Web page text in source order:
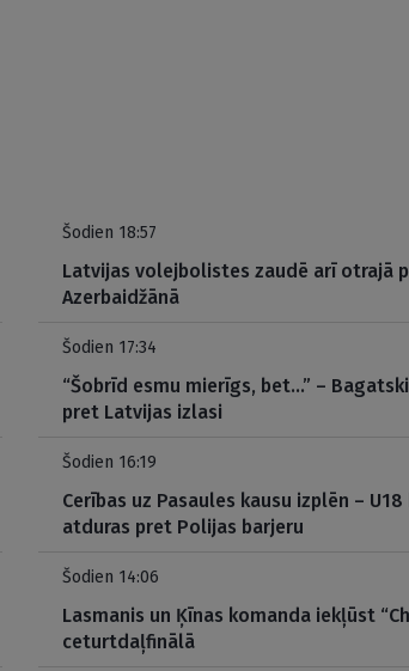
Šodien 18:57
Latvijas volejbolistes zaudē arī otrajā
Azerbaidžānā
Šodien 17:34
“Šobrīd esmu mierīgs, bet…” –
pret Latvijas izlasi
Šodien 16:19
Cerības uz Pasaules kausu izplēn –
atduras pret Polijas barjeru
Šodien 14:06
Lasmanis un Ķīnas komanda iekļūst
ceturtdaļfinālā